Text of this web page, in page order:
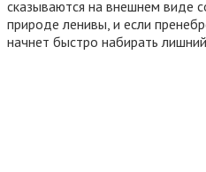
сказываются на внешнем виде
природе ленивы, и если
начнет быстро набирать